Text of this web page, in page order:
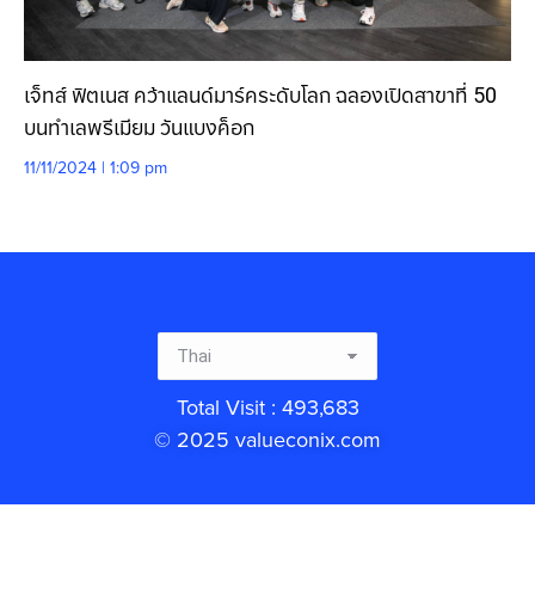
เจ็ทส์ ฟิตเนส คว้าแลนด์มาร์คระดับโลก ฉลองเปิดสาขาที่ 50
บนทำเลพรีเมียม วันแบงค็อก
11/11/2024 | 1:09 pm
Total Visit : 493,683
© 2025 valueconix.com